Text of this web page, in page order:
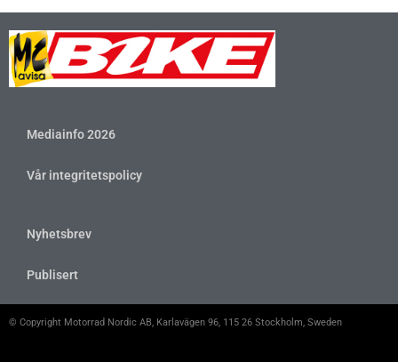
Mediainfo 2026
Vår integritetspolicy
Nyhetsbrev
Publisert
© Copyright Motorrad Nordic AB, Karlavägen 96, 115 26 Stockholm, Sweden